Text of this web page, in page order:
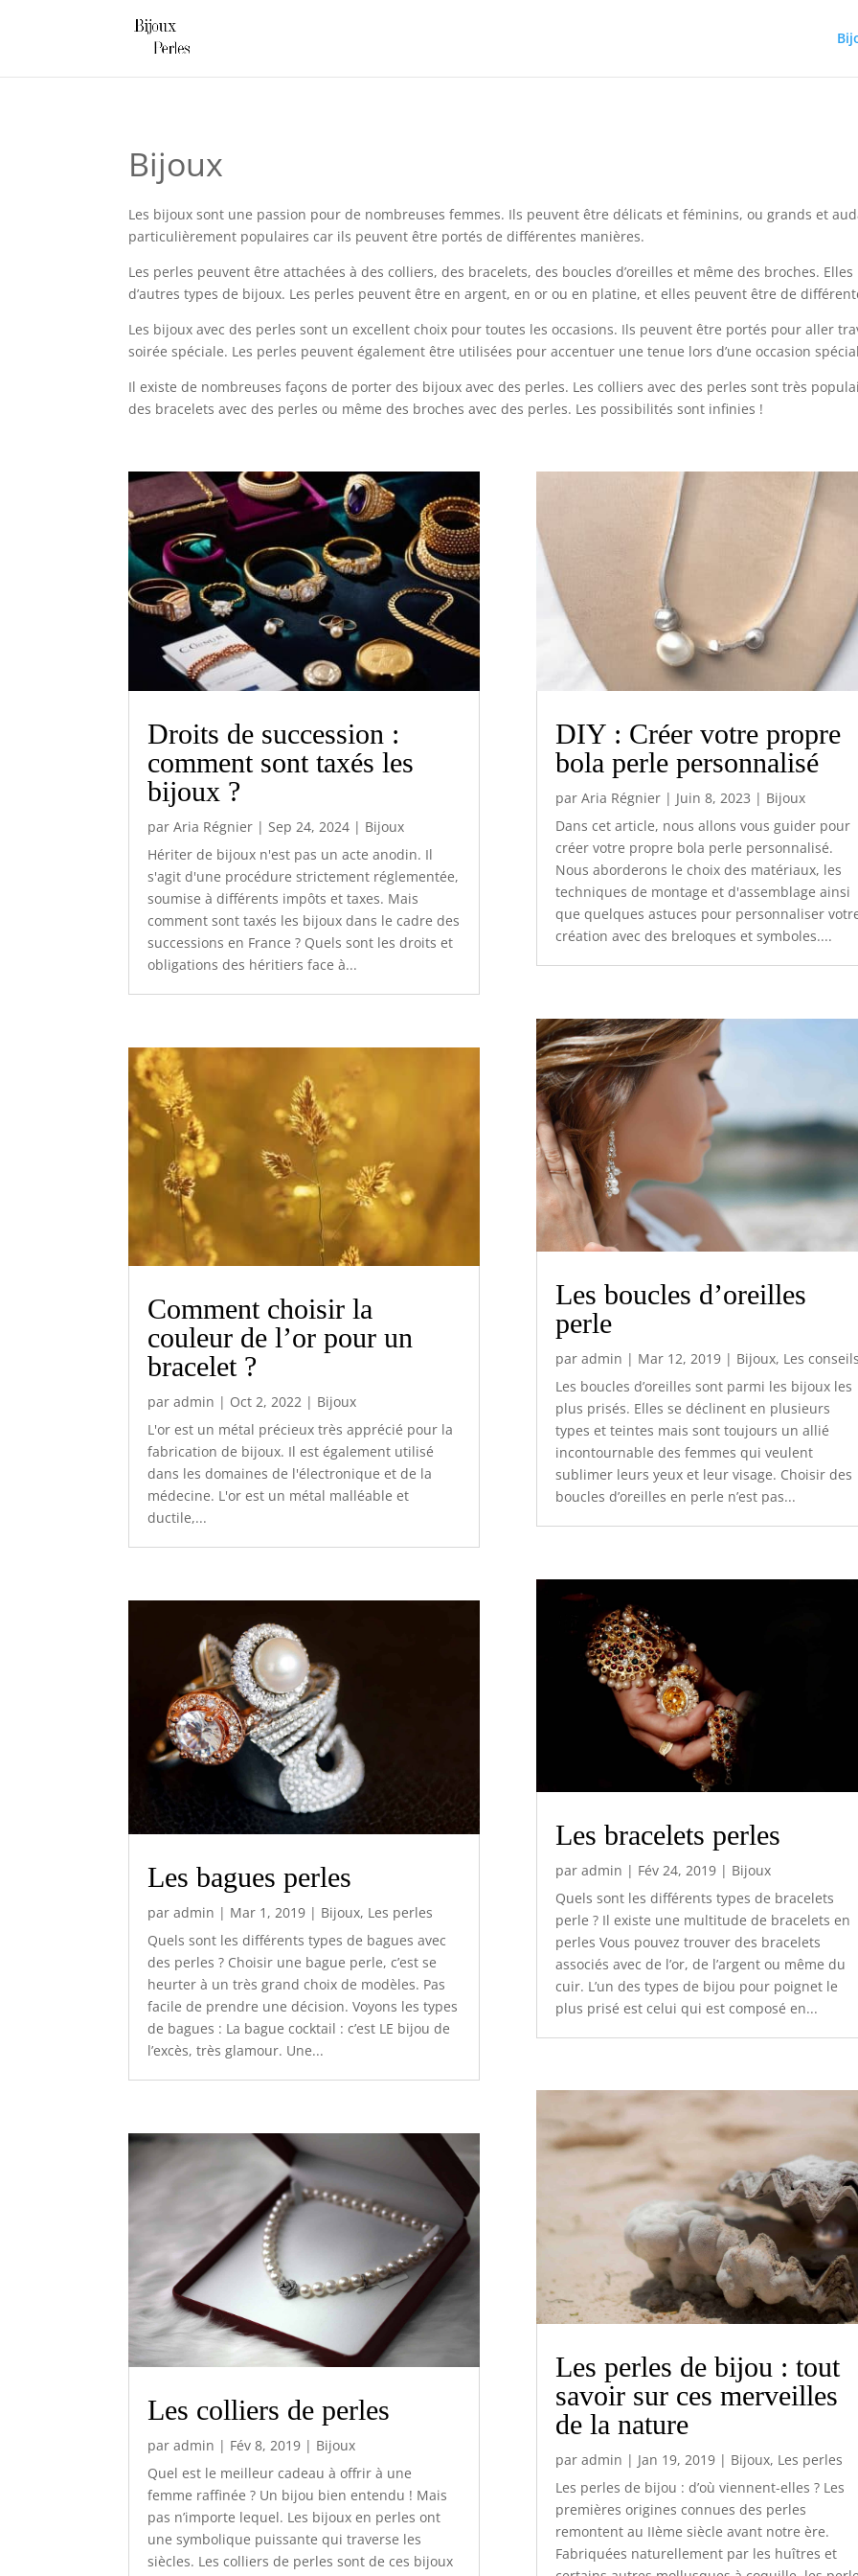
Bijoux
Les bijoux sont une passion pour de nombreuses femmes. Ils peuvent être délicats et féminins, ou grands et
particulièrement populaires car ils peuvent être portés de différentes manières.
Les perles peuvent être attachées à des colliers, des bracelets, des boucles d’oreilles et même des broches.
d’autres types de bijoux. Les perles peuvent être en argent, en or ou en platine, et elles peuvent être de
Les bijoux avec des perles sont un excellent choix pour toutes les occasions. Ils peuvent être portés pour aller
soirée spéciale. Les perles peuvent également être utilisées pour accentuer une tenue lors d’une occasion
Il existe de nombreuses façons de porter des bijoux avec des perles. Les colliers avec des perles sont très
des bracelets avec des perles ou même des broches avec des perles. Les possibilités sont infinies !
Droits de succession :
comment sont taxés les
bijoux ?
parAria Régnier |Sep 24, 2024 | Bijoux
Hériter de bijoux n'est pas un acte anodin. Il
s'agit d'une procédure strictement réglementée,
soumise à différents impôts et taxes. Mais
comment sont taxés les bijoux dans le cadre des
successions en France ? Quels sont les droits et
obligations des héritiers face à...
Comment choisir la
couleur de l’or pour un
bracelet ?
paradmin | Oct 2, 2022 | Bijoux
L'or est un métal précieux très apprécié pour la
fabrication de bijoux. Il est également utilisé
dans les domaines de l'électronique et de la
médecine. L'or est un métal malléable et
ductile,...
Les bagues perles
paradmin | Mar 1, 2019 | Bijoux, Les perles
Quels sont les différents types de bagues avec
des perles ? Choisir une bague perle, c’est se
heurter à un très grand choix de modèles. Pas
facile de prendre une décision. Voyons les types
de bagues : La bague cocktail : c’est LE bijou de
l’excès, très glamour. Une...
Les colliers de perles
paradmin | Fév 8, 2019 | Bijoux
Quel est le meilleur cadeau à offrir à une
femme raffinée ? Un bijou bien entendu ! Mais
pas n’importe lequel. Les bijoux en perles ont
une symbolique puissante qui traverse les
siècles. Les colliers de perles sont de ces bijoux
DIY : Créer votre propre
bola perle personnalisé
par Aria Régnier| Juin 8, 2023 | Bijoux
Dans cet article, nous allons vous guider pour
créer votre propre bola perle personnalisé.
Nous aborderons le choix des matériaux, les
techniques de montage et d'assemblage ainsi
que quelques astuces pour personnaliser
création avec des breloques et symboles....
Les boucles d’oreilles
perle
par admin | Mar 12, 2019| Bijoux, Les
Les boucles d’oreilles sont parmi les bijoux les
plus prisés. Elles se déclinent en plusieurs
types et teintes mais sont toujours un allié
incontournable des femmes qui veulent
sublimer leurs yeux et leur visage. Choisir des
boucles d’oreilles en perle n’est pas...
Les bracelets perles
par admin | Fév 24, 2019| Bijoux
Quels sont les différents types de bracelets
perle ? Il existe une multitude de bracelets en
perles Vous pouvez trouver des bracelets
associés avec de l’or, de l’argent ou même du
cuir. L’un des types de bijou pour poignet le
plus prisé est celui qui est composé en...
Les perles de bijou : tout
savoir sur ces merveilles
de la nature
par admin | Jan 19, 2019| Bijoux, Les perles
Les perles de bijou : d’où viennent-elles ? Les
premières origines connues des perles
remontent au IIème siècle avant notre ère.
Fabriquées naturellement par les huîtres et